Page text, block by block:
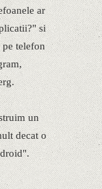
ar
si
telefon
un
decat o